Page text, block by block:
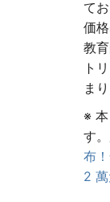
て
価
教
ト
ま
※
す
布
2